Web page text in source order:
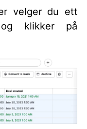
velger du ett
klikker på